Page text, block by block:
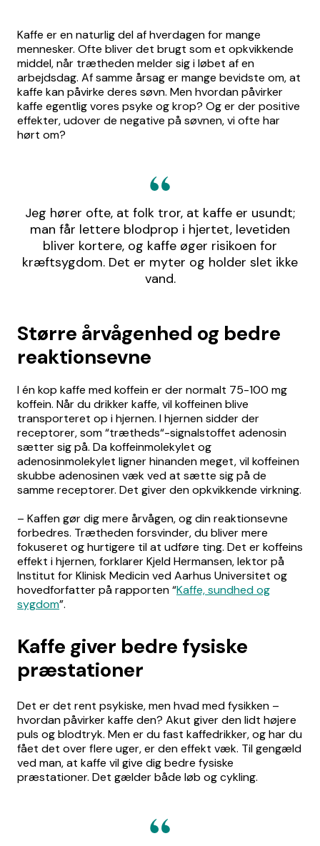
Kaffe er en naturlig del af hverdagen for mange
mennesker. Ofte bliver det brugt som et opkvikkende
middel, når trætheden melder sig i løbet af en
arbejdsdag. Af samme årsag er mange bevidste om, at
kaffe kan påvirke deres søvn. Men hvordan påvirker
kaffe egentlig vores psyke og krop? Og er der positive
effekter, udover de negative på søvnen, vi ofte har
hørt om?
Jeg hører ofte, at folk tror, at kaffe er usundt;
man får lettere blodprop i hjertet, levetiden
bliver kortere, og kaffe øger risikoen for
kræftsygdom. Det er myter og holder slet ikke
vand.
Større årvågenhed og bedre
reaktionsevne
I én kop kaffe med koffein er der normalt 75-100 mg
koffein. Når du drikker kaffe, vil koffeinen blive
transporteret op i hjernen. I hjernen sidder der
receptorer, som “trætheds“-signalstoffet adenosin
sætter sig på. Da koffeinmolekylet og
adenosinmolekylet ligner hinanden meget, vil koffeinen
skubbe adenosinen væk ved at sætte sig på de
samme receptorer. Det giver den opkvikkende virkning.
– Kaffen gør dig mere årvågen, og din reaktionsevne
forbedres. Trætheden forsvinder, du bliver mere
fokuseret og hurtigere til at udføre ting. Det er koffeins
effekt i hjernen, forklarer Kjeld Hermansen, lektor på
Institut for Klinisk Medicin ved Aarhus Universitet og
hovedforfatter på rapporten “Kaffe, sundhed og
sygdom”.
Kaffe giver bedre fysiske
præstationer
Det er det rent psykiske, men hvad med fysikken –
hvordan påvirker kaffe den? Akut giver den lidt højere
puls og blodtryk. Men er du fast kaffedrikker, og har du
fået det over flere uger, er den effekt væk. Til gengæld
ved man, at kaffe vil give dig bedre fysiske
præstationer. Det gælder både løb og cykling.